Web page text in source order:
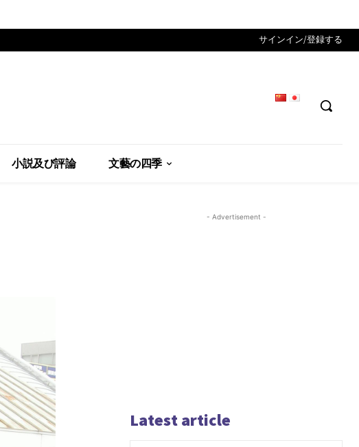
サインイン/登録する
小説及び評論 文藝の四季
- Advertisement -
Latest article